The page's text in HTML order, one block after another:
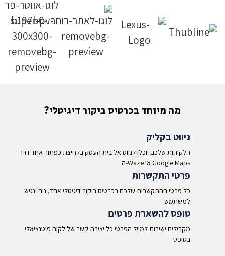
מה מיוחד בכרטיס ביקור דיגיטלי?
ניווט בקליק
הלקוחות שלכם יוכלו לנווט אל בית העסק בלחיצת כפתור אחד דרך
ה-Waze או Google Maps​
פרטי התקשרות
כל פרטי ההתקשרות שלכם בכרטיס ביקור דיגיטלי אחד, נוח ונגיש
למשתמש
טופס להשארת פרטים
מקבילים ישירות למייל הפרטי כל יצירת קשר של לקוח פוטנציאלי
בטופס